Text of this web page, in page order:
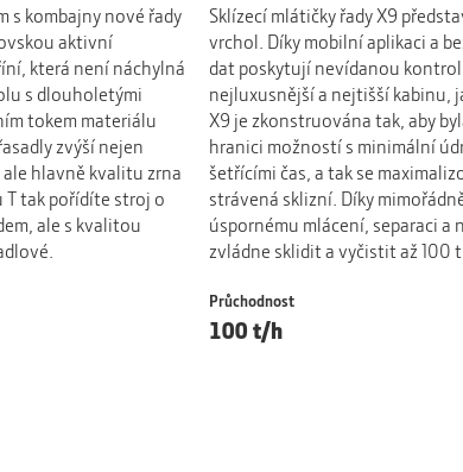
s kombajny nové řady
aktivní
která není náchylná
s dlouholetými
tokem materiálu
zvýší nejen
hlavně kvalitu zrna
T tak pořídíte stroj o
ale s kvalitou
Sklízecí mlátičky řady X9
vrchol. Díky mobilní aplikaci a
dat poskytují nevídanou
nejluxusnější a nejtišší kabinu,
X9 je zkonstruována tak, aby
hranici možností s minimální
šetřícími čas, a tak se
strávená sklizní. Díky
úspornému mlácení, separaci a
zvládne sklidit a vyčistit až 100
Průchodnost
100 t/h